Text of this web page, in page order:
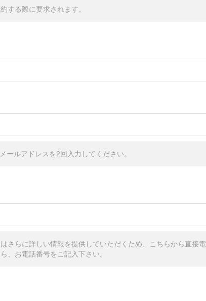
する際に要求されます。
ールアドレスを2回入力してください。
さらに詳しい情報を提供していただくため、こちらから直接電
、お電話番号をご記入下さい。